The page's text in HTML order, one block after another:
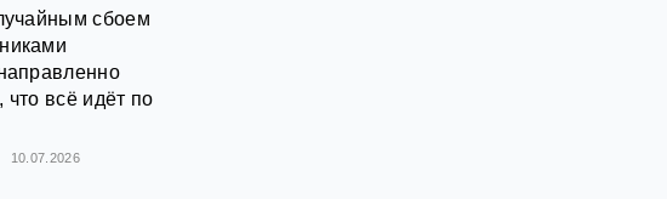
сбоем
всё идёт по
10.07.2026